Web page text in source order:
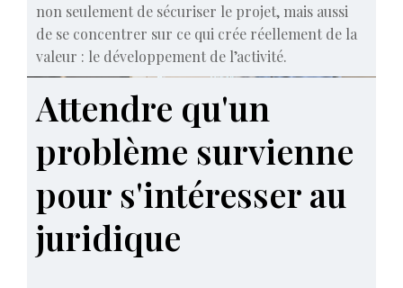
non seulement de sécuriser le projet, mais aussi
de se concentrer sur ce qui crée réellement de la
valeur : le développement de l’activité.
Attendre qu'un
problème survienne
pour s'intéresser au
juridique